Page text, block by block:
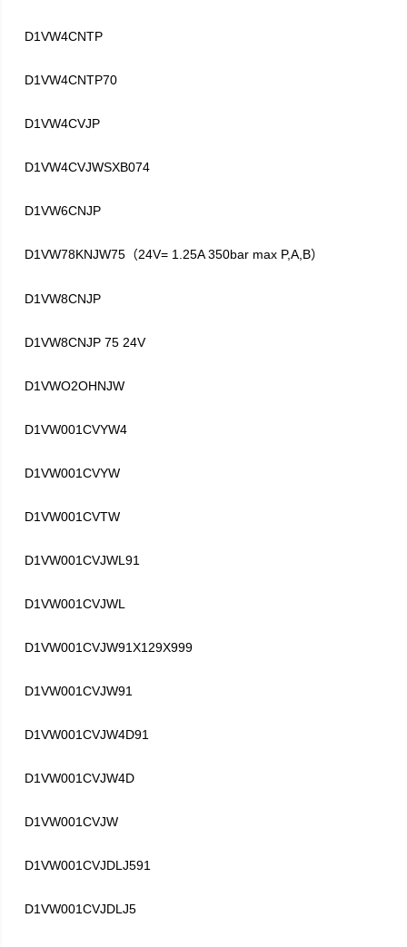
D1VW4CNTP
D1VW4CNTP70
D1VW4CVJP
D1VW4CVJWSXB074
D1VW6CNJP
D1VW78KNJW75 （24V= 1.25A 350bar max P,A,B）
D1VW8CNJP
D1VW8CNJP 75 24V
D1VWO2OHNJW
D1VW001CVYW4
D1VW001CVYW
D1VW001CVTW
D1VW001CVJWL91
D1VW001CVJWL
D1VW001CVJW91X129X999
D1VW001CVJW91
D1VW001CVJW4D91
D1VW001CVJW4D
D1VW001CVJW
D1VW001CVJDLJ591
D1VW001CVJDLJ5